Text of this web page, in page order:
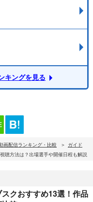
キングを見る
画配信ランキング・比較
ガイド
聴方法は？出場選手や開催日程も解説
クおすすめ13選！作品